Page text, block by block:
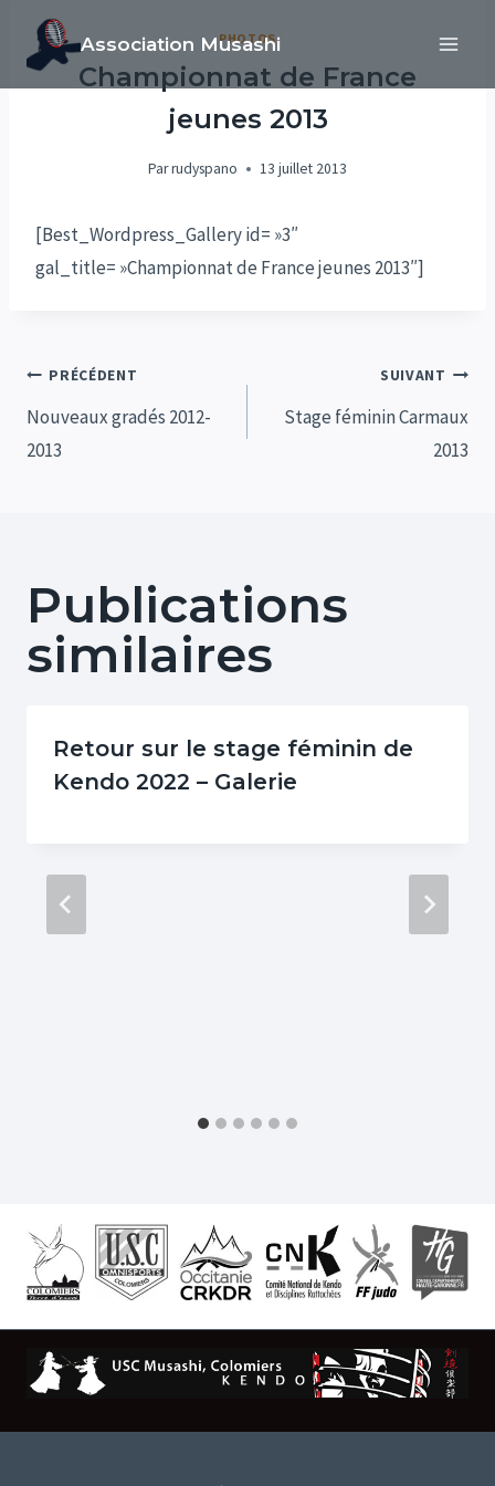
Association Musashi
PHOTOS
Championnat de France
jeunes 2013
Parrudyspano 13 juillet 2013
[Best_Wordpress_Gallery id= »3″
gal_title= »Championnat de France jeunes 2013″]
Navigation
de
PRÉCÉDENT
Nouveaux gradés 2012-
2013
SUIVANT
Stage féminin Carmaux
2013
Publications
similaires
Retour sur le stage féminin de
Kendo 2022 – Galerie